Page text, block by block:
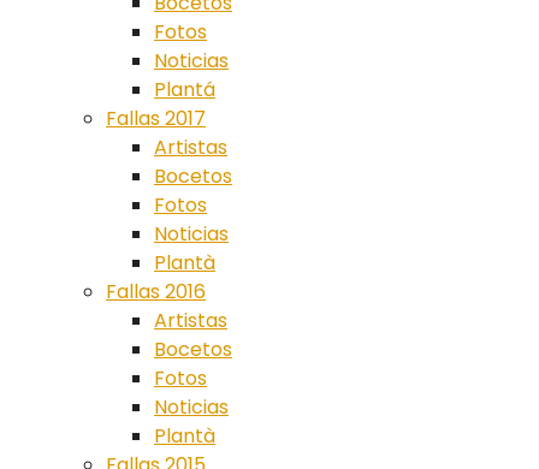
Fotos
Noticias
Plantá
Fallas 2017
Artistas
Bocetos
Fotos
Noticias
Plantà
Fallas 2016
Artistas
Bocetos
Fotos
Noticias
Plantà